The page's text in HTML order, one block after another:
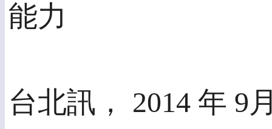
能力
台北訊， 2014 年 9